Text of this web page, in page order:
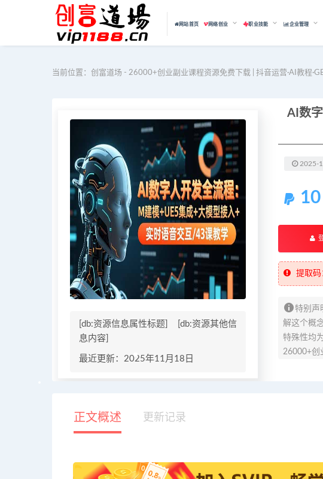
网站首页 网络创业 职业技能 企业管理
当前位置： 创富道场 - 26000+创业副业课程资源免费下载 | 抖音运营·AI教程
[db:资源信息属性标题]
[db:资源其他信
息内容]
最近更新：2025年11月18日
2025-
10
提取码
特别声
解这个概
特殊性均
26000+创
正文概述 更新记录